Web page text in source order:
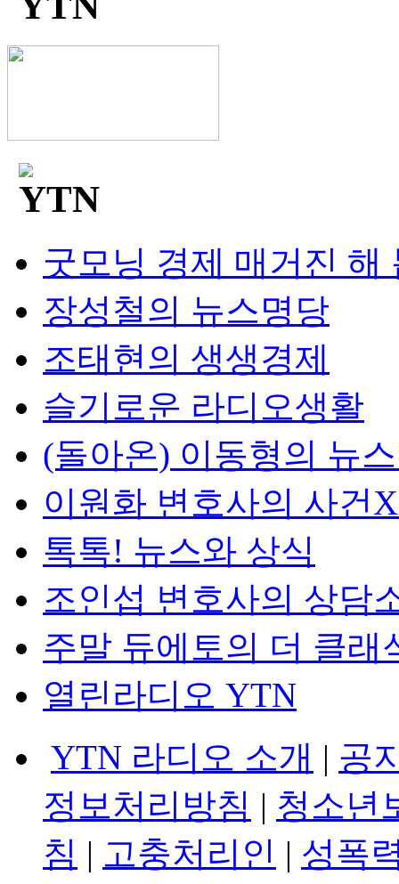
굿모닝 경제 매거진 해
장성철의 뉴스명당
조태현의 생생경제
슬기로운 라디오생활
(돌아온) 이동형의 뉴
이원화 변호사의 사건
톡톡! 뉴스와 상식
조인섭 변호사의 상담
주말 듀에토의 더 클래
열린라디오 YTN
YTN 라디오 소개 | 공
정보처리방침 | 청소년
침 | 고충처리인 | 성폭